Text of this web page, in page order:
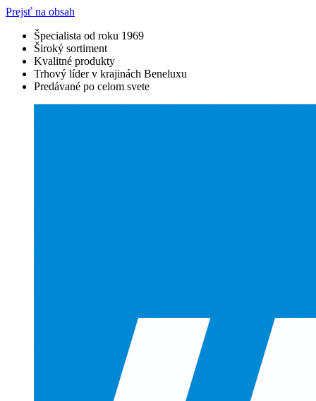
Prejsť na obsah
Špecialista od roku 1969
Široký sortiment
Kvalitné produkty
Trhový líder v krajinách Beneluxu
Predávané po celom svete